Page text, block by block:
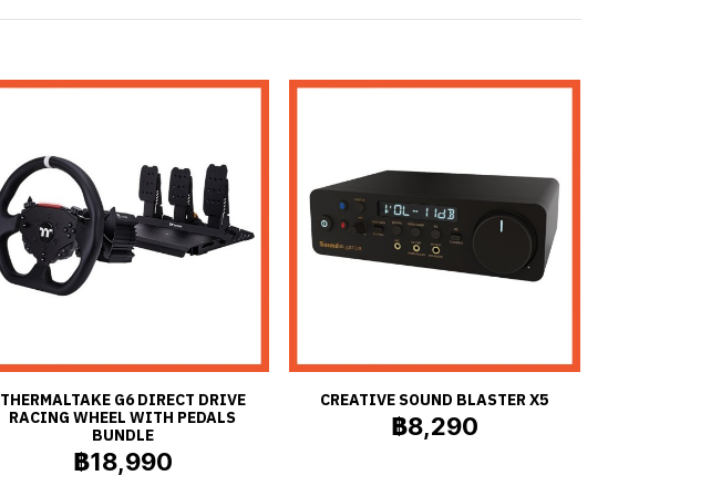
THERMALTAKE G6 DIRECT DRIVE
RACING WHEEL WITH PEDALS
BUNDLE
฿18,990
CREATIVE SOUND BLASTER X5
฿8,290